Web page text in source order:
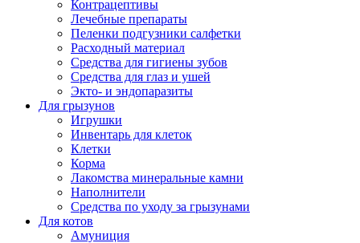
Контрацептивы
Лечебные препараты
Пеленки подгузники салфетки
Расходный материал
Средства для гигиены зубов
Средства для глаз и ушей
Экто- и эндопаразиты
Для грызунов
Игрушки
Инвентарь для клеток
Клетки
Корма
Лакомства минеральные камни
Наполнители
Средства по уходу за грызунами
Для котов
Амуниция